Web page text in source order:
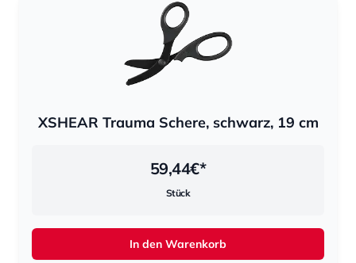
XSHEAR Trauma Schere, schwarz, 19 cm
59,44€*
Stück
In den Warenkorb